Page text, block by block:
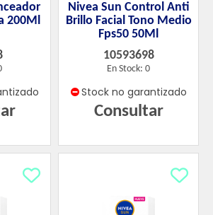
200Ml
Nivea Sun Control Anti
Brillo Facial Tono Medio
Fps50 50Ml
10593698
En Stock: 0
Stock no garantizado
Consultar